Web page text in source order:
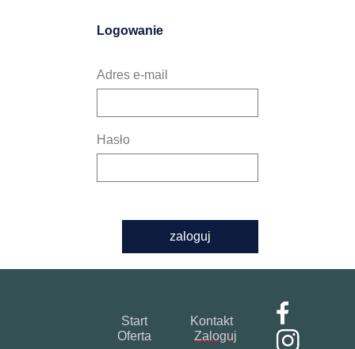
Logowanie
Adres e-mail
Hasło
zaloguj
Start
Kontakt
Oferta
Zaloguj